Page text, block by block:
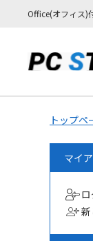
Office(オフィス)
トップペ
マイ